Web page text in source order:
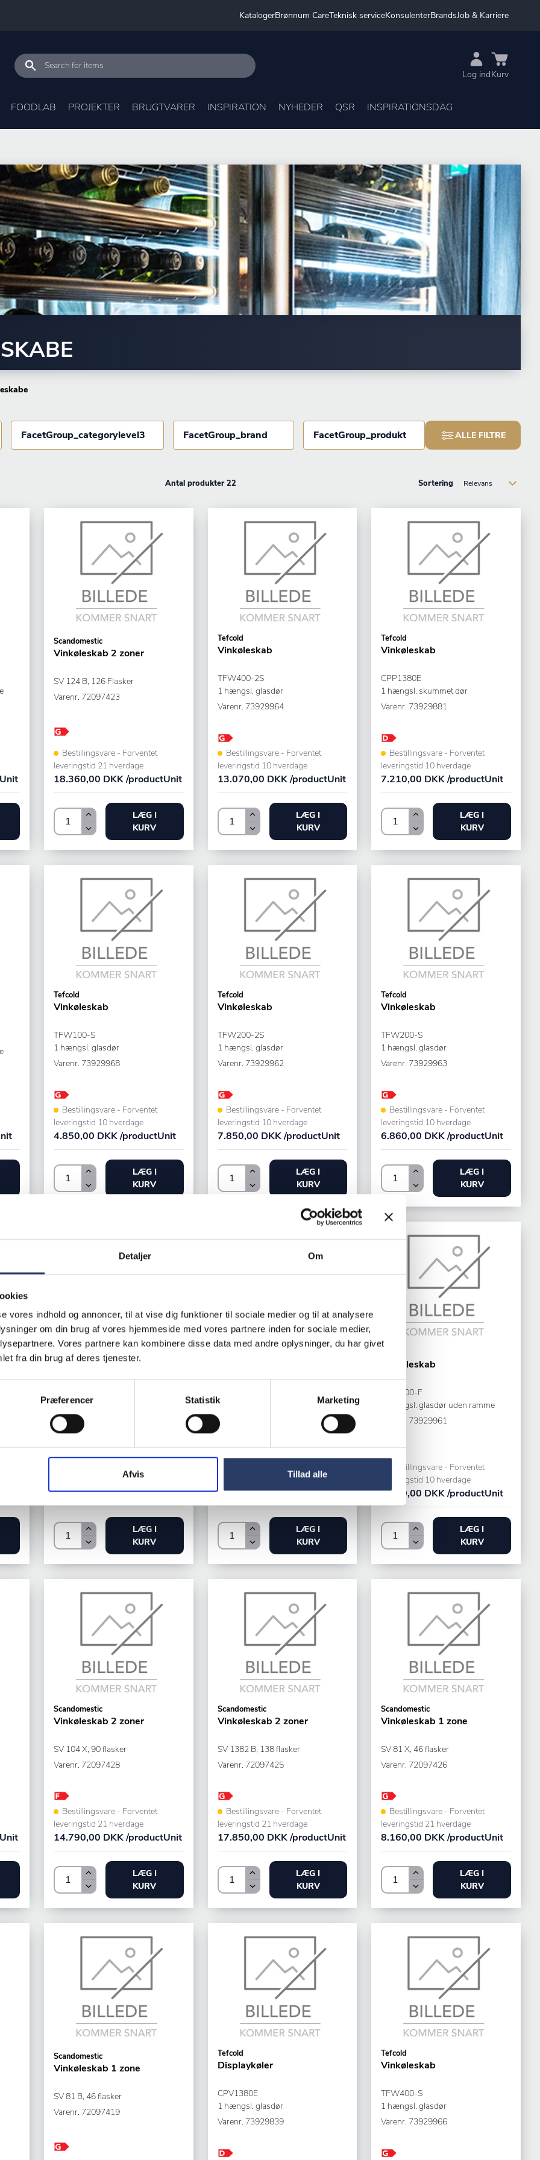
Detaljer Om
vores indhold og annoncer, til at vise dig funktioner til sociale medier og til at analysere
om din brug af vores hjemmeside med vores partnere inden for sociale medier,
Vores partnere kan kombinere disse data med andre oplysninger, du har givet
fra din brug af deres tjenester.
Præferencer Statistik Marketing
Afvis Tillad alle
KatalogerBrønnum CareTeknisk serviceKonsulenterBrandsJob & Karriere
Log indKurv
FOODLAB PROJEKTER BRUGTVARER INSPIRATION NYHEDER QSR INSPIRATIONSDAG
FacetGroup_categorylevel3 FacetGroup_brand FacetGroup_produkt ALLE FILTRE
Antal produkter 22 Sortering
Scandomestic
Vinkøleskab 2 zoner
SV 124 B, 126 Flasker
Varenr. 72097423
Bestillingsvare - Forventet
leveringstid 21 hverdage
18.360,00 DKK /productUnit
LÆG I
KURV
Tefcold
Vinkøleskab
TFW400-2S
1 hængsl. glasdør
Varenr. 73929964
Bestillingsvare - Forventet
leveringstid 10 hverdage
13.070,00 DKK /productUnit
LÆG I
KURV
Tefcold
Vinkøleskab
CPP1380E
1 hængsl. skummet dør
Varenr. 73929881
Bestillingsvare - Forventet
leveringstid 10 hverdage
7.210,00 DKK /productUnit
LÆG I
KURV
Tefcold
Vinkøleskab
TFW100-S
1 hængsl. glasdør
Varenr. 73929968
Bestillingsvare - Forventet
leveringstid 10 hverdage
4.850,00 DKK /productUnit
LÆG I
KURV
Tefcold
Vinkøleskab
TFW200-2S
1 hængsl. glasdør
Varenr. 73929962
Bestillingsvare - Forventet
leveringstid 10 hverdage
7.850,00 DKK /productUnit
LÆG I
KURV
Tefcold
Vinkøleskab
TFW200-S
1 hængsl. glasdør
Varenr. 73929963
Bestillingsvare - Forventet
leveringstid 10 hverdage
6.860,00 DKK /productUnit
LÆG I
KURV
Scandomestic
Vinkøleskab 2 zoner
SV 91 X, 36 flasker
Varenr.
leveringstid 21 hverdage
9.180,00 DKK /productUnit
LÆG I
KURV
4 vinhylder i metal
Varenr.
leveringstid 10 hverdage
3.880,00 DKK /productUnit
LÆG I
KURV
Vinkøleskab
TFW200-F
1 hængsl. glasdør uden ramme
73929961
Bestillingsvare - Forventet
leveringstid 10 hverdage
6.930,00 DKK /productUnit
LÆG I
KURV
Scandomestic
Vinkøleskab 2 zoner
SV 104 X, 90 flasker
Varenr. 72097428
Bestillingsvare - Forventet
leveringstid 21 hverdage
14.790,00 DKK /productUnit
LÆG I
KURV
Scandomestic
Vinkøleskab 2 zoner
SV 1382 B, 138 flasker
Varenr. 72097425
Bestillingsvare - Forventet
leveringstid 21 hverdage
17.850,00 DKK /productUnit
LÆG I
KURV
Scandomestic
Vinkøleskab 1 zone
SV 81 X, 46 flasker
Varenr. 72097426
Bestillingsvare - Forventet
leveringstid 21 hverdage
8.160,00 DKK /productUnit
LÆG I
KURV
Scandomestic
Vinkøleskab 1 zone
SV 81 B, 46 flasker
Varenr. 72097419
Tefcold
Displaykøler
CPV1380E
1 hængsl. glasdør
Varenr. 73929839
Tefcold
Vinkøleskab
TFW400-S
1 hængsl. glasdør
Varenr. 73929966